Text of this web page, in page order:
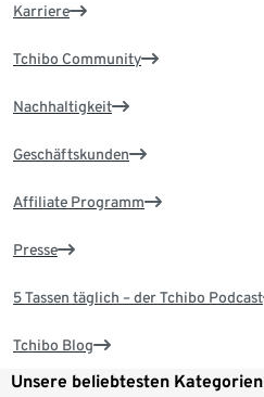
Karriere
Tchibo Community
Nachhaltigkeit
Geschäftskunden
Affiliate Programm
Presse
5 Tassen täglich – der Tchibo Podcast
Tchibo Blog
Unsere beliebtesten Kategorien